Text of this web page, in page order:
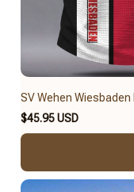
SV Wehen Wiesbaden
$45.95 USD